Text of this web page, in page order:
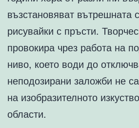
възстановяват вътрешната
рисувайки с пръсти.
провокира чрез работа на
ниво, което води до
неподозирани заложби не
на изобразителното
области.